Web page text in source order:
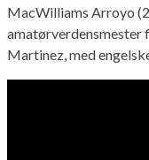
MacWilliams Arroyo
amatørverdensmester
Martinez, med